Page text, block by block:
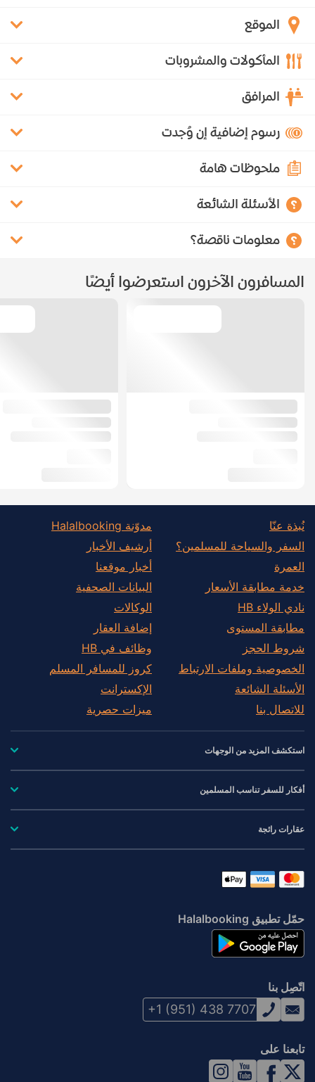
الموقع
المأكولات والمشروبات
المرافق
رسوم إضافية إن وُجدت
ملحوظات هامة
الأسئلة الشائعة
معلومات ناقصة؟
المسافرون الآخرون استعرضوا أيضًا
نُبذة عنّا
السفر والسياحة للمسلمين؟
العمرة
خدمة مطابقة الأسعار
نادي الولاء HB
مطابقة المستوى
شروط الحجز
الخصوصية وملفات الارتباط
الأسئلة الشائعة
للاتصال بنا
مدوّنة Halalbooking
أرشيف الأخبار
أخبار موقعنا
البيانات الصحفية
الوكالات
إضافة العقار
وظائف في HB
كروز للمسافر المسلم
الإكسترانت
ميزات حصرية
استكشف المزيد من الوجهات
أفكار للسفر تناسب المسلمين
عقارات رائجة
حمّل تطبيق Halalbooking
اتّصِل بنا
+1 (951) 438 7707
تابعنا على